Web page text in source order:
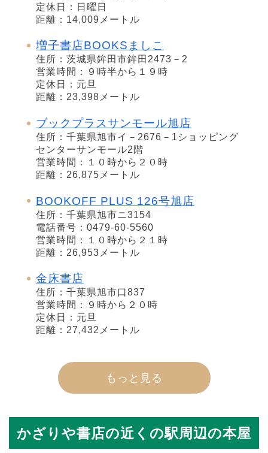
定休日：日曜日
距離：14,009メートル
増子書店BOOKSましこ
住所：茨城県鉾田市鉾田2473－2
営業時間：９時半から１９時
定休日：元旦
距離：23,398メートル
ブックプラスサンモール旭店
住所：千葉県旭市イ－2676－1ショッピング
センターサンモール2階
営業時間：１０時から２０時
距離：26,875メートル
BOOKOFF PLUS 126号旭店
住所：千葉県旭市ニ3154
電話番号：0479-60-5560
営業時間：１０時から２１時
距離：26,953メートル
金床書店
住所：千葉県旭市口837
営業時間：９時から２０時
定休日：元旦
距離：27,432メートル
もっと見る
かざりや書店の近くの駅周辺の本屋